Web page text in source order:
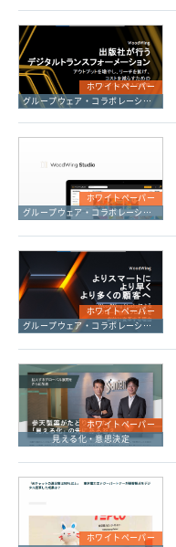
ホワイトペーパー
グループウェア・コラボレーション
ホワイトペーパー
グループウェア・コラボレーション
ホワイトペーパー
グループウェア・コラボレーション
ホワイトペーパー
見える化・意思決定
ホワイトペーパー